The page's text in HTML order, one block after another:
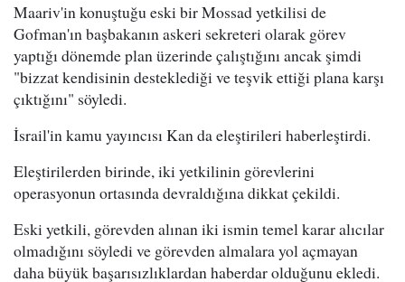
Maariv'in konuştuğu eski bir Mossad yetkilisi de
Gofman'ın başbakanın askeri sekreteri olarak görev
yaptığı dönemde plan üzerinde çalıştığını ancak şimdi
"bizzat kendisinin desteklediği ve teşvik ettiği plana karşı
çıktığını" söyledi.
İsrail'in kamu yayıncısı Kan da eleştirileri haberleştirdi.
Eleştirilerden birinde, iki yetkilinin görevlerini
operasyonun ortasında devraldığına dikkat çekildi.
Eski yetkili, görevden alınan iki ismin temel karar alıcılar
olmadığını söyledi ve görevden almalara yol açmayan
daha büyük başarısızlıklardan haberdar olduğunu ekledi.